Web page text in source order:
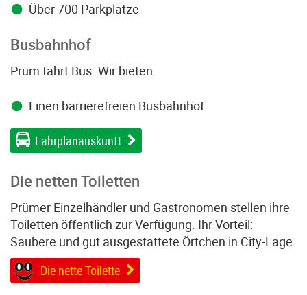
Über 700 Parkplätze
Busbahnhof
Prüm fährt Bus. Wir bieten
Einen barrierefreien Busbahnhof
Fahrplanauskunft
Die netten Toiletten
Prümer Einzelhändler und Gastronomen stellen ihre
Toiletten öffentlich zur Verfügung. Ihr Vorteil:
Saubere und gut ausgestattete Örtchen in City-Lage.
Die nette Toilette